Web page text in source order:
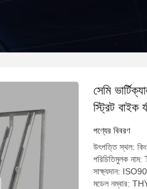
সেমি
স্ট্রিট বাইক
পণ্যের বিবরণ
উৎপত্তি স্থল:
পরিচিতিমুলক
সাক্ষ্যদান:
মডেল নম্বার: